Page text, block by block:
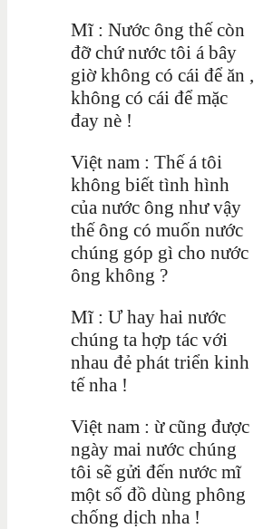
Mĩ : Nước ông thế còn
đỡ chứ nước tôi á bây
giờ không có cái để ăn ,
không có cái để mặc
đay nè !
Việt nam : Thế á tôi
không biết tình hình
của nước ông như vậy
thế ông có muốn nước
chúng góp gì cho nước
ông không ?
Mĩ : Ư hay hai nước
chúng ta hợp tác với
nhau đẻ phát triển kinh
tế nha !
Việt nam : ừ cũng được
ngày mai nước chúng
tôi sẽ gửi đến nước mĩ
một số đồ dùng phông
chống dịch nha !